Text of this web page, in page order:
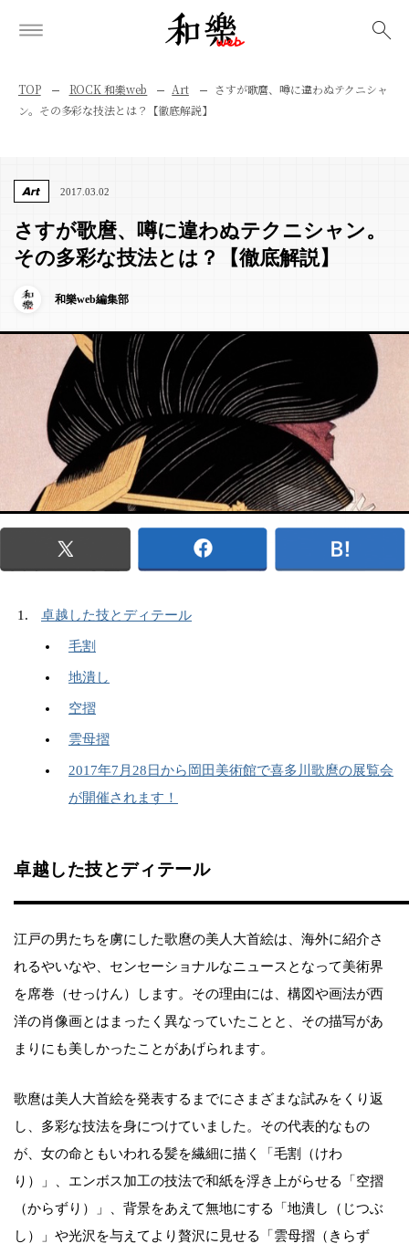
TOP ROCK 和樂web Art
さすが歌麿、噂に違わぬテクニシャ
ン。その多彩な技法とは？【徹底解説】
Art 2017.03.02
さすが歌麿、噂に違わぬテクニシャン。
その多彩な技法とは？【徹底解説】
和樂web編集部
卓越した技とディテール
毛割
地潰し
空摺
雲母摺
2017年7月28日から岡田美術館で喜多川歌麿の展覧会
が開催されます！
卓越した技とディテール
江戸の男たちを虜にした歌麿の美人大首絵は、海外に紹介さ
れるやいなや、センセーショナルなニュースとなって美術界
を席巻（せっけん）します。その理由には、構図や画法が西
洋の肖像画とはまったく異なっていたことと、その描写があ
まりにも美しかったことがあげられます。
歌麿は美人大首絵を発表するまでにさまざまな試みをくり返
し、多彩な技法を身につけていました。その代表的なもの
が、女の命ともいわれる髪を繊細に描く「毛割（けわ
り）」、エンボス加工の技法で和紙を浮き上がらせる「空摺
（からずり）」、背景をあえて無地にする「地潰し（じつぶ
し）」や光沢を与えてより贅沢に見せる「雲母摺（きらず